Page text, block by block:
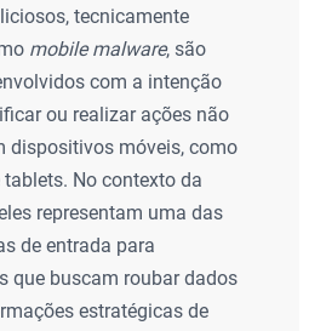
tecnicamente
mobile malware, são
com a intenção
ou realizar ações não
dispositivos móveis, como
No contexto da
representam uma das
de entrada para
que buscam roubar dados
estratégicas de